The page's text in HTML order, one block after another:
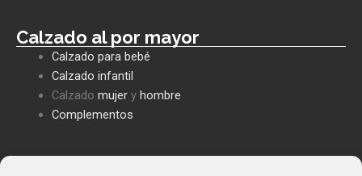
Calzado al por mayor
Calzado para bebé
Calzado infantil
Calzado mujery hombre
Complementos